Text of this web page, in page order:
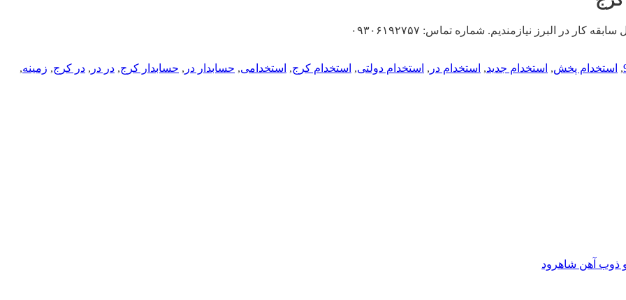
, استخدام پخش, استخدام جدید, استخدام در , استخدام دولتی, استخدام کرج, استخدامی, حسابدار در , حسابدار کرج, در در , در کرج, زمینه,
ذوب آهن شاهرود